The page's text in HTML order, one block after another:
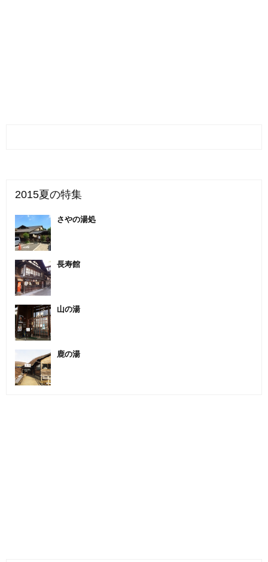
2015夏の特集
さやの湯処
長寿館
山の湯
鹿の湯